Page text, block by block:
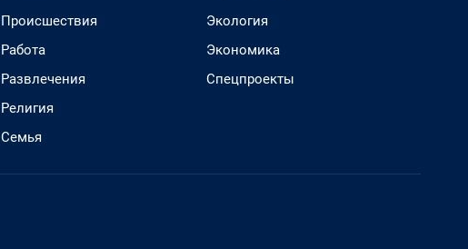
Происшествия
Работа
Развлечения
Религия
Семья
Экология
Экономика
Спецпроекты